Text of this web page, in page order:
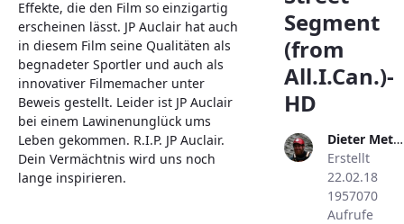
Effekte, die den Film so einzigartig
erscheinen lässt. JP Auclair hat auch
in diesem Film seine Qualitäten als
begnadeter Sportler und auch als
innovativer Filmemacher unter
Beweis gestellt. Leider ist JP Auclair
bei einem Lawinenunglück ums
Leben gekommen. R.I.P. JP Auclair.
Dein Vermächtnis wird uns noch
lange inspirieren.
Segment
(from
All.I.Can.)-
HD
Dieter Metzler
Erstellt
22.02.18
1957070
Aufrufe